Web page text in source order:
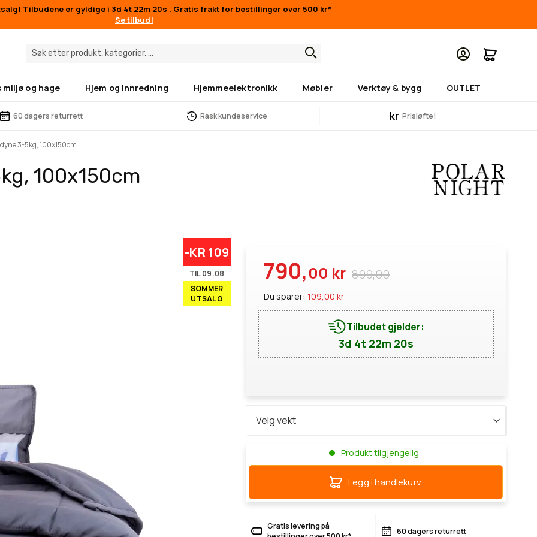
Tilbudene er gyldige i3d 4t 22m 18s . Gratis frakt for bestillinger over 500 kr*
Se tilbud!
Min
miljø og hage Hjem og innredning Hjemmeelektronikk Møbler Verktøy & bygg OUTLET
60 dagers returrett Rask kundeservice kr Prisløfte!
3-5kg, 100x150cm
100x150cm
-KR 109
TIL 09.08
SOMMER
UTSALG
899,00
790,00 kr
Du sparer: 109,00 kr
Tilbudet gjelder:
3d 4t 22m 18s
Produkt tilgjengelig
Legg i handlekurv
Gratis levering på
60 dagers returrett